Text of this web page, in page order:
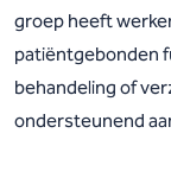
groep heeft
patiëntgebonden
behandeling of
ondersteunend